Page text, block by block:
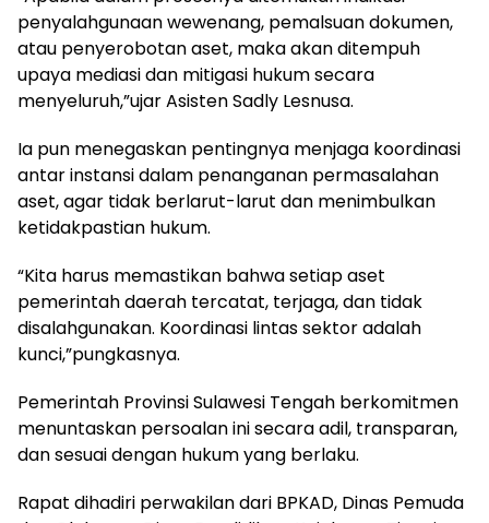
penyalahgunaan wewenang, pemalsuan dokumen,
atau penyerobotan aset, maka akan ditempuh
upaya mediasi dan mitigasi hukum secara
menyeluruh,”ujar Asisten Sadly Lesnusa.
Ia pun menegaskan pentingnya menjaga koordinasi
antar instansi dalam penanganan permasalahan
aset, agar tidak berlarut-larut dan menimbulkan
ketidakpastian hukum.
“Kita harus memastikan bahwa setiap aset
pemerintah daerah tercatat, terjaga, dan tidak
disalahgunakan. Koordinasi lintas sektor adalah
kunci,”pungkasnya.
Pemerintah Provinsi Sulawesi Tengah berkomitmen
menuntaskan persoalan ini secara adil, transparan,
dan sesuai dengan hukum yang berlaku.
Rapat dihadiri perwakilan dari BPKAD, Dinas Pemuda